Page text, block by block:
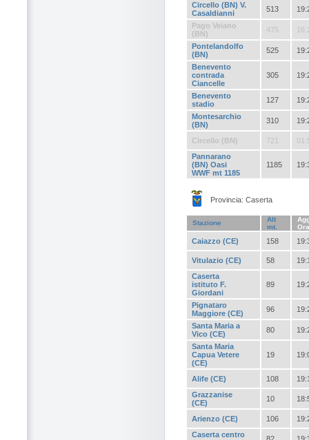
Circello (BN) V.
Casaldianni
513
Pago Veiano
(BN)
475
Pontelandolfo
(BN)
525
Benevento
contrada
Ciancelle
305
Benevento
stadio
127
Montesarchio
(BN)
310
Circello (BN) 721
Pannarano
(BN) Oasi
WWF mt 1185
1185
Provincia: Caserta
Stazione
Alt
mt.
Ora
Caiazzo (CE) 158
Vitulazio (CE) 58
Caserta
istituto F.
Giordani
89
Pignataro
Maggiore (CE)
96
Santa Maria a
Vico (CE)
80
Santa Maria
Capua Vetere
(CE)
19
Alife (CE) 108
Grazzanise
(CE)
10
Arienzo (CE) 106
Caserta centro